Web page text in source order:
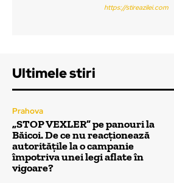
https://stireazilei.com
Ultimele stiri
Prahova
„STOP VEXLER” pe panouri la
Băicoi. De ce nu reacționează
autoritățile la o campanie
împotriva unei legi aflate în
vigoare?